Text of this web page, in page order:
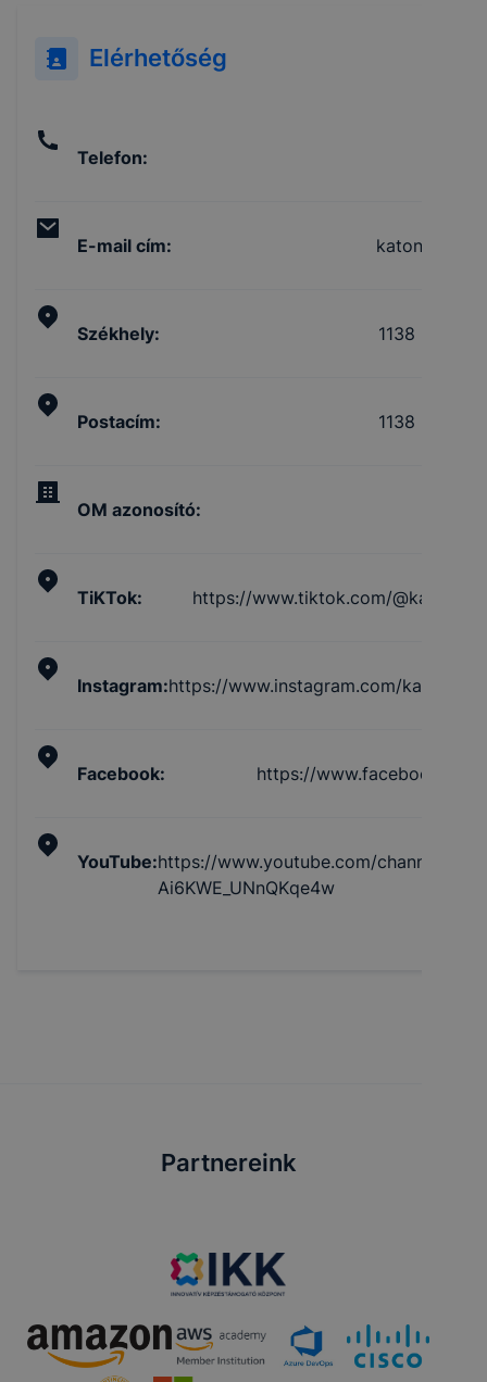
Elérhetőség
Telefon:
E-mail cím:
Székhely: 1138
Postacím: 1138
OM azonosító:
TiKTok: https://www.tiktok.com/
Instagram:https://www.instagram.com/
Facebook: https://
YouTube:https://www.youtube.com/channel/
Ai6KWE_UNnQKqe4w
Partnereink